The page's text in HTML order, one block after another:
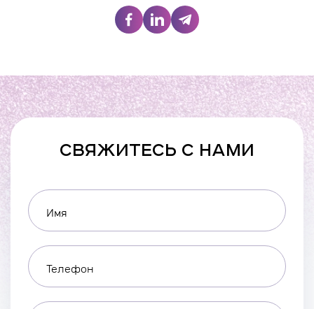
СВЯЖИТЕСЬ С НАМИ
Имя
Телефон